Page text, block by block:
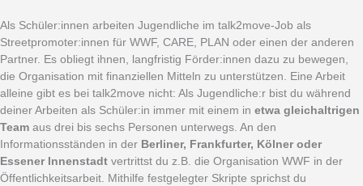
Als Schüler:innen arbeiten Jugendliche im talk2move-Job als
Streetpromoter:innen für WWF, CARE, PLAN oder einen der anderen
Partner. Es obliegt ihnen, langfristig Förder:innen dazu zu bewegen,
die Organisation mit finanziellen Mitteln zu unterstützen. Eine Arbeit
alleine gibt es bei talk2move nicht: Als Jugendliche:r bist du während
deiner Arbeiten als Schüler:in immer mit einem in etwa gleichaltrigen
Team aus drei bis sechs Personen unterwegs. An den
Informationsständen in der Berliner, Frankfurter, Kölner oder
Essener Innenstadt vertrittst du z.B. die Organisation WWF in der
Öffentlichkeitsarbeit. Mithilfe festgelegter Skripte sprichst du